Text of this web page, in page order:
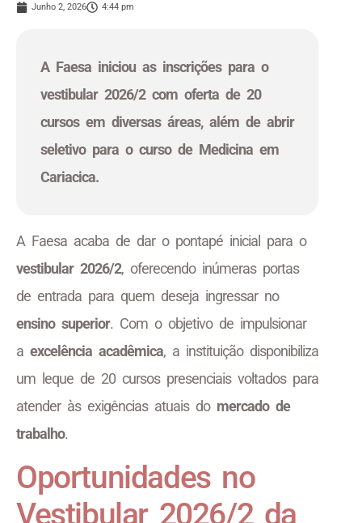
Junho 2, 2026 4:44 pm
A Faesa iniciou as inscrições para o
vestibular 2026/2 com oferta de 20
cursos em diversas áreas, além de abrir
seletivo para o curso de Medicina em
Cariacica.
A Faesa acaba de dar o pontapé inicial para o
vestibular 2026/2, oferecendo inúmeras portas
de entrada para quem deseja ingressar no
ensino superior. Com o objetivo de impulsionar
a excelência acadêmica, a instituição disponibiliza
um leque de 20 cursos presenciais voltados para
atender às exigências atuais do mercado de
trabalho.
Oportunidades no
Vestibular 2026/2 da